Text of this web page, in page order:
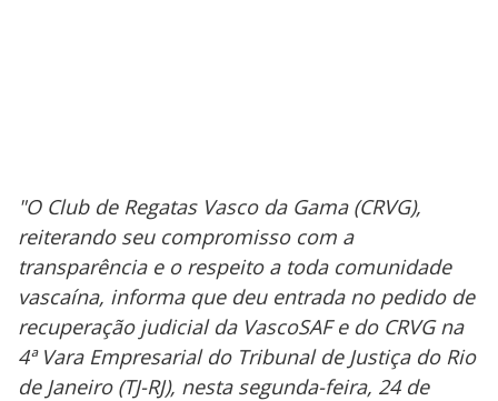
"O Club de Regatas Vasco da Gama (CRVG),
reiterando seu compromisso com a
transparência e o respeito a toda comunidade
vascaína, informa que deu entrada no pedido de
recuperação judicial da VascoSAF e do CRVG na
4ª Vara Empresarial do Tribunal de Justiça do Rio
de Janeiro (TJ-RJ), nesta segunda-feira, 24 de